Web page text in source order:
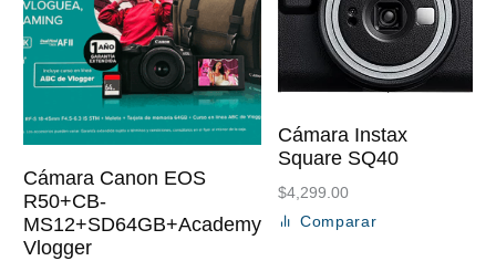
Cámara Canon EOS
R50+CB-
MS12+SD64GB+Academy
Vlogger
Cámara Instax
Square SQ40
$4,299.00
Añadir al carrito
Comparar